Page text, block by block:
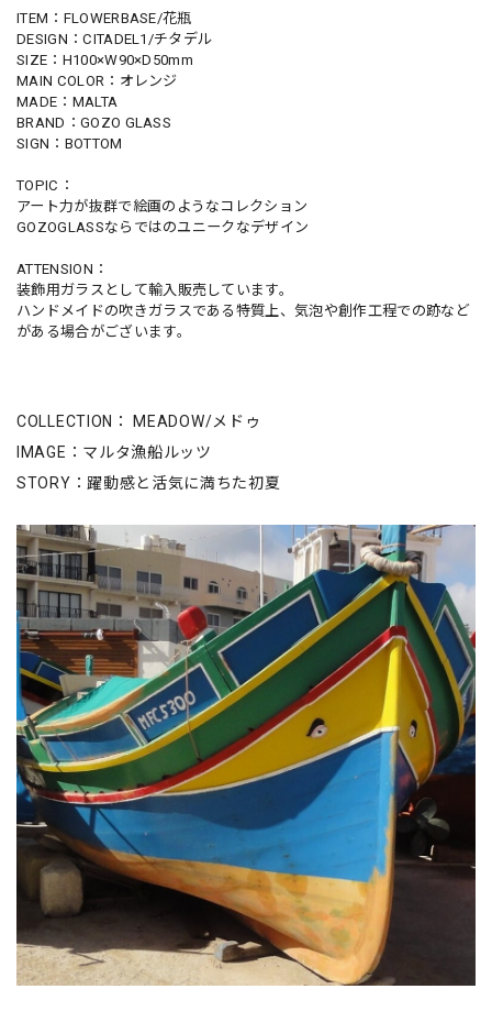
ITEM：FLOWERBASE/花瓶
DESIGN：CITADEL1/チタデル
SIZE：H100×W90×D50mm
MAIN COLOR：オレンジ
MADE：MALTA
BRAND：GOZO GLASS
SIGN：BOTTOM
TOPIC：
アート力が抜群で絵画のようなコレクション
GOZOGLASSならではのユニークなデザイン
ATTENSION：
装飾用ガラスとして輸入販売しています。
ハンドメイドの吹きガラスである特質上、気泡や創作工程での跡など
がある場合がございます。
COLLECTION： MEADOW/メドゥ
IMAGE：マルタ漁船ルッツ
STORY：躍動感と活気に満ちた初夏